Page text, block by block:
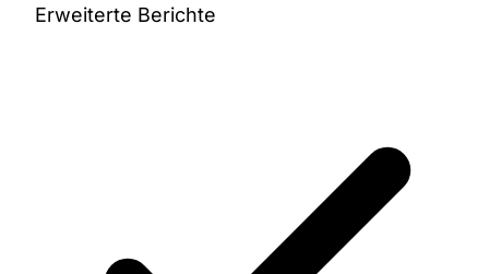
Erweiterte Berichte